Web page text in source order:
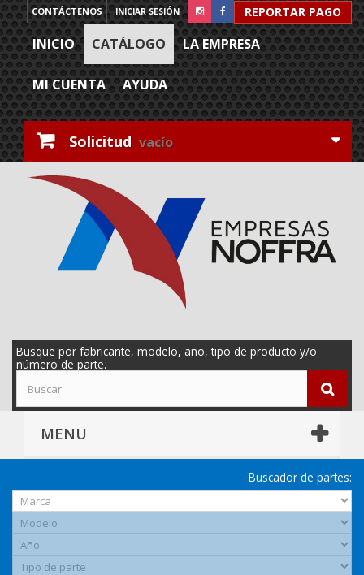
REPORTAR PAGO
INICIAR SESIÓN
CONTÁCTENOS
INICIO CATÁLOGO LA EMPRESA
MI CUENTA AYUDA
Solicitud vacío
Busque por fabricante, modelo, año, tipo de producto y/o
número de parte.
MENU
Buscador de partes: